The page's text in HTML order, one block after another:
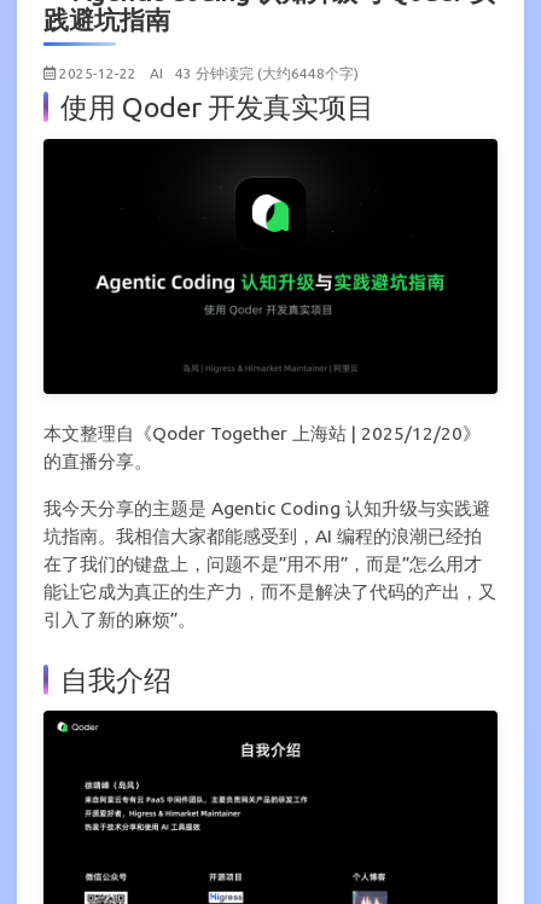
践避坑指南
2025-12-22 AI 43 分钟读完 (大约6448个字)
使用 Qoder 开发真实项目
本文整理自《Qoder Together 上海站 | 2025/12/20》
的直播分享。
我今天分享的主题是 Agentic Coding 认知升级与实践避
坑指南。我相信大家都能感受到，AI 编程的浪潮已经拍
在了我们的键盘上，问题不是”用不用”，而是”怎么用才
能让它成为真正的生产力，而不是解决了代码的产出，又
引入了新的麻烦”。
自我介绍